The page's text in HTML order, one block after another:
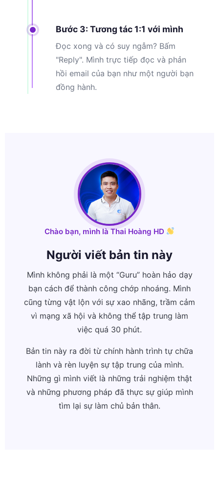
Bước 3: Tương tác 1:1 với mình
Đọc xong và có suy ngẫm? Bấm
"Reply". Mình trực tiếp đọc và phản
hồi email của bạn như một người bạn
đồng hành.
Chào bạn, mình là Thai Hoàng HD
Người viết bản tin này
Mình không phải là một “Guru” hoàn hảo dạy
bạn cách để thành công chớp nhoáng. Mình
cũng từng vật lộn với sự xao nhãng, trầm cảm
vì mạng xã hội và không thể tập trung làm
việc quá 30 phút.
Bản tin này ra đời từ chính hành trình tự chữa
lành và rèn luyện sự tập trung của mình.
Những gì mình viết là những trải nghiệm thật
và những phương pháp đã thực sự giúp mình
tìm lại sự làm chủ bản thân.